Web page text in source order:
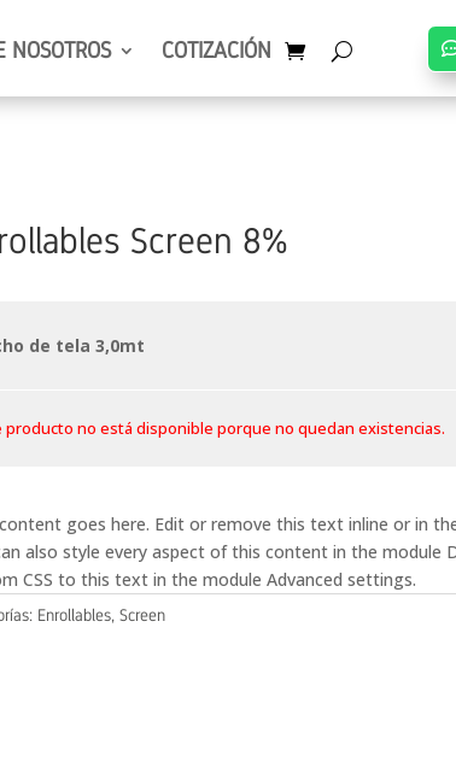
NOSOTROS COTIZACIÓN
Screen 8%
de tela 3,0mt
producto no está disponible porque no quedan existencias.
goes here. Edit or remove this text inline or in
also style every aspect of this content in the module
CSS to this text in the module Advanced settings.
Enrollables,Screen